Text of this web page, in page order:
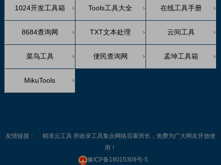
1024开发工具箱 Tools工具大全 在线工具手册
8684查询网 TXT文本处理 云间工具
菜鸟工具 便民查询网 孟坤工具箱
MikuTools
友情链接： 精准云工具所收录工具集合网络百家所长，免费为广大网友开放使
用！
豫ICP备18015309号-5